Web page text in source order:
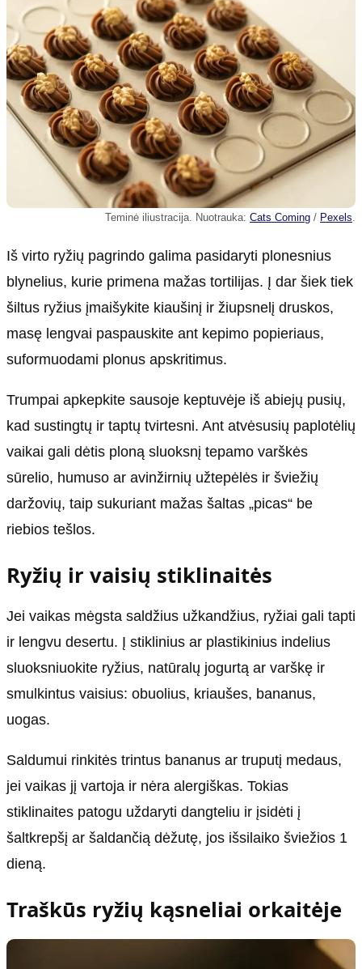
Teminė iliustracija. Nuotrauka: Cats Coming / Pexels.
Iš virto ryžių pagrindo galima pasidaryti plonesnius
blynelius, kurie primena mažas tortilijas. Į dar šiek tiek
šiltus ryžius įmaišykite kiaušinį ir žiupsnelį druskos,
masę lengvai paspauskite ant kepimo popieriaus,
suformuodami plonus apskritimus.
Trumpai apkepkite sausoje keptuvėje iš abiejų pusių,
kad sustingtų ir taptų tvirtesni. Ant atvėsusių paplotėlių
vaikai gali dėtis ploną sluoksnį tepamo varškės
sūrelio, humuso ar avinžirnių užtepėlės ir šviežių
daržovių, taip sukuriant mažas šaltas „picas“ be
riebios tešlos.
Ryžių ir vaisių stiklinaitės
Jei vaikas mėgsta saldžius užkandžius, ryžiai gali tapti
ir lengvu desertu. Į stiklinius ar plastikinius indelius
sluoksniuokite ryžius, natūralų jogurtą ar varškę ir
smulkintus vaisius: obuolius, kriaušes, bananus,
uogas.
Saldumui rinkitės trintus bananus ar truputį medaus,
jei vaikas jį vartoja ir nėra alergiškas. Tokias
stiklinaites patogu uždaryti dangteliu ir įsidėti į
šaltkrepšį ar šaldančią dėžutę, jos išsilaiko šviežios 1
dieną.
Traškūs ryžių kąsneliai orkaitėje